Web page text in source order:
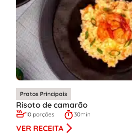
Pratos Principais
Risoto de camarão
10 porções 30min
VER RECEITA